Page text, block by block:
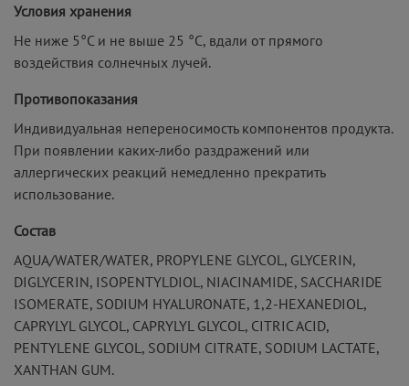
Условия хранения
Не ниже 5°С и не выше 25 °С, вдали от прямого
воздействия солнечных лучей.
Противопоказания
Индивидуальная непереносимость компонентов продукта.
При появлении каких-либо раздражений или
аллергических реакций немедленно прекратить
использование.
Состав
AQUA/WATER/WATER, PROPYLENE GLYCOL, GLYCERIN,
DIGLYCERIN, ISOPENTYLDIOL, NIACINAMIDE, SACCHARIDE
ISOMERATE, SODIUM HYALURONATE, 1,2-HEXANEDIOL,
CAPRYLYL GLYCOL, CAPRYLYL GLYCOL, CITRIC ACID,
PENTYLENE GLYCOL, SODIUM CITRATE, SODIUM LACTATE,
XANTHAN GUM.